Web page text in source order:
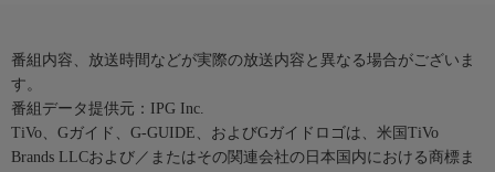
番組内容、放送時間などが実際の放送内容と異なる場合がございま
す。
番組データ提供元：IPG Inc.
TiVo、Gガイド、G-GUIDE、およびGガイドロゴは、米国TiVo
Brands LLCおよび／またはその関連会社の日本国内における商標ま